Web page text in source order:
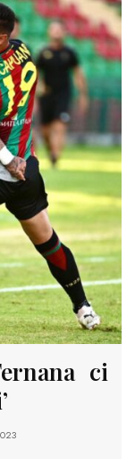
ci